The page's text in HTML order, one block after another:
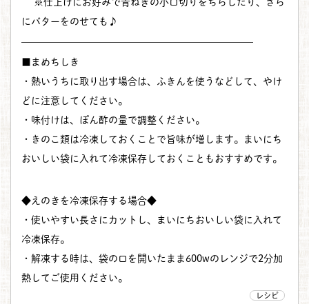
※仕上げにお好みで青ねぎの小口切りをちらしたり、さら
にバターをのせても♪
————————————————————————
■まめちしき
・熱いうちに取り出す場合は、ふきんを使うなどして、やけ
どに注意してください。
・味付けは、ぽん酢の量で調整ください。
・きのこ類は冷凍しておくことで旨味が増します。まいにち
おいしい袋に入れて冷凍保存しておくこともおすすめです。
◆えのきを冷凍保存する場合◆
・使いやすい長さにカットし、まいにちおいしい袋に入れて
冷凍保存。
・解凍する時は、袋の口を開いたまま600wのレンジで2分加
熱してご使用ください。
レシピ